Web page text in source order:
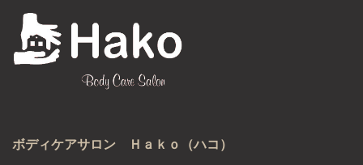
ボディケアサロン Ｈａｋｏ（ハコ）